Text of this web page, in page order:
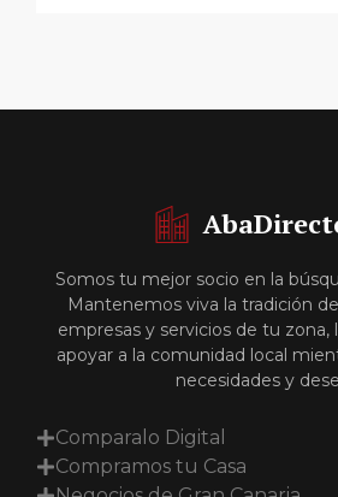
Somos tu mejor socio en la
Mantenemos viva la tradición
empresas y servicios de tu
apoyar a la comunidad local
necesidades y
Comparalo Digital
Compramos tu Casa